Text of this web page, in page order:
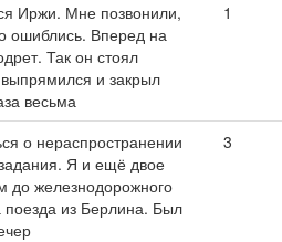
Иржи. Мне позвонили,
ошиблись. Вперед на
Так он стоял
и закрыл
весьма
1
о нераспространении
Я и ещё двое
до железнодорожного
поезда из Берлина. Был
3